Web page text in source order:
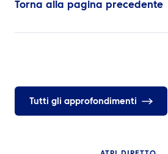
Torna alla pagina precedente
Tutti gli approfondimenti